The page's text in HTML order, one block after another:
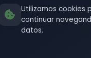
Utilizamos cookies
continuar
datos.